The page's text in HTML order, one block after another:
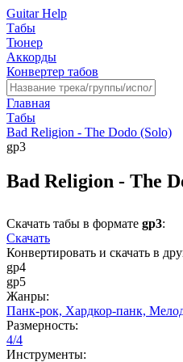
Guitar Help
Табы
Тюнер
Аккорды
Конвертер табов
Главная
Табы
Bad Religion - The Dodo (Solo)
gp3
Bad Religion - The
Скачать табы в формате gp3:
Скачать
Конвертировать и скачать в
gp4
gp5
Жанры:
Панк-рок, Хардкор-панк,
Размерность:
4/4
Инструменты: